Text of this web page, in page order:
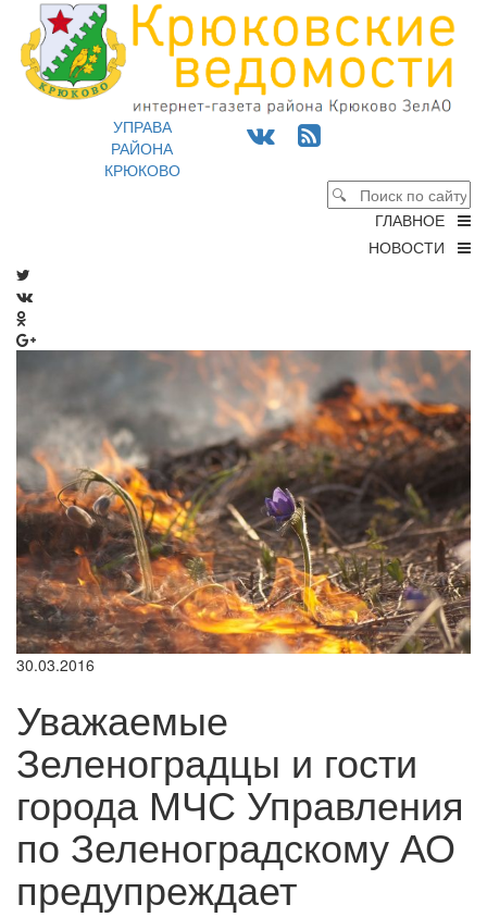
УПРАВА
РАЙОНА
КРЮКОВО
ГЛАВНОЕ
НОВОСТИ
30.03.2016
Уважаемые
Зеленоградцы и гости
города МЧС Управления
по Зеленоградскому АО
предупреждает